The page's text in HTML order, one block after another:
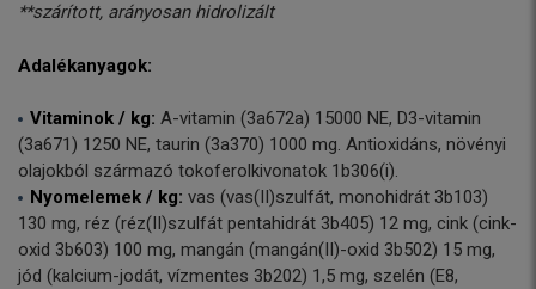
**szárított, arányosan hidrolizált
Adalékanyagok:
Vitaminok / kg: A-vitamin (3a672a) 15000 NE, D3-vitamin
(3a671) 1250 NE, taurin (3a370) 1000 mg. Antioxidáns, növényi
olajokból származó tokoferolkivonatok 1b306(i).
Nyomelemek / kg: vas (vas(II)szulfát, monohidrát 3b103)
130 mg, réz (réz(II)szulfát pentahidrát 3b405) 12 mg, cink (cink-
oxid 3b603) 100 mg, mangán (mangán(II)-oxid 3b502) 15 mg,
jód (kalcium-jodát, vízmentes 3b202) 1,5 mg, szelén (E8,